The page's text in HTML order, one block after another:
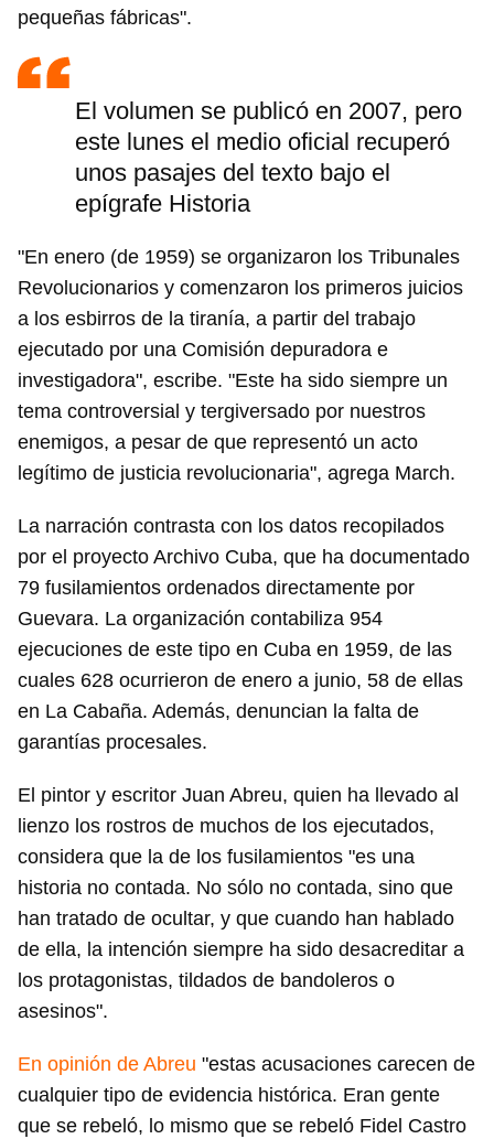
pequeñas fábricas".
El volumen se publicó en 2007, pero
este lunes el medio oficial recuperó
unos pasajes del texto bajo el
epígrafe Historia
"En enero (de 1959) se organizaron los Tribunales
Revolucionarios y comenzaron los primeros juicios
a los esbirros de la tiranía, a partir del trabajo
ejecutado por una Comisión depuradora e
investigadora", escribe. "Este ha sido siempre un
tema controversial y tergiversado por nuestros
enemigos, a pesar de que representó un acto
legítimo de justicia revolucionaria", agrega March.
La narración contrasta con los datos recopilados
por el proyecto Archivo Cuba, que ha documentado
79 fusilamientos ordenados directamente por
Guevara. La organización contabiliza 954
ejecuciones de este tipo en Cuba en 1959, de las
cuales 628 ocurrieron de enero a junio, 58 de ellas
en La Cabaña. Además, denuncian la falta de
garantías procesales.
El pintor y escritor Juan Abreu, quien ha llevado al
lienzo los rostros de muchos de los ejecutados,
considera que la de los fusilamientos "es una
historia no contada. No sólo no contada, sino que
han tratado de ocultar, y que cuando han hablado
de ella, la intención siempre ha sido desacreditar a
los protagonistas, tildados de bandoleros o
asesinos".
En opinión de Abreu "estas acusaciones carecen de
cualquier tipo de evidencia histórica. Eran gente
que se rebeló, lo mismo que se rebeló Fidel Castro